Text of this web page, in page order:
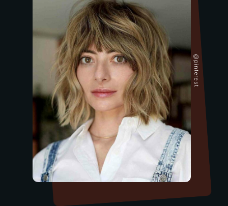
@pinterest